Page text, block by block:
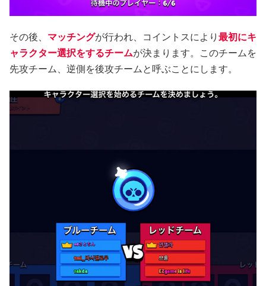
その後、 マッチングが行われ、コイントスにより 最初にキ
ャラクター選択をするチームが決まります。このチームを
先攻チーム、逆側を後攻チームと呼ぶことにします。